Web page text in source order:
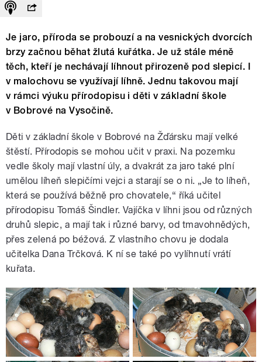
Je jaro, příroda se probouzí a na vesnických dvorcích
brzy začnou běhat žlutá kuřátka. Je už stále méně
těch, kteří je nechávají líhnout přirozeně pod slepicí. I
v malochovu se využívají líhně. Jednu takovou mají
v rámci výuku přírodopisu i děti v základní škole
v Bobrové na Vysočině.
Děti v základní škole v Bobrové na Žďársku mají velké
štěstí. Přírodopis se mohou učit v praxi. Na pozemku
vedle školy mají vlastní úly, a dvakrát za jaro také plní
umělou líheň slepičími vejci a starají se o ni. „Je to líheň,
která se používá běžně pro chovatele,“ říká učitel
přírodopisu Tomáš Šindler. Vajíčka v líhni jsou od různých
druhů slepic, a mají tak i různé barvy, od tmavohnědých,
přes zelená po béžová. Z vlastního chovu je dodala
učitelka Dana Trčková. K ní se také po vylíhnutí vrátí
kuřata.